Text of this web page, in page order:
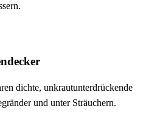
dichte, unkrautunterdrückende
und unter Sträuchern.